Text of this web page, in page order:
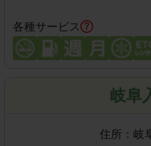
各種サービス
岐阜
住所： 岐